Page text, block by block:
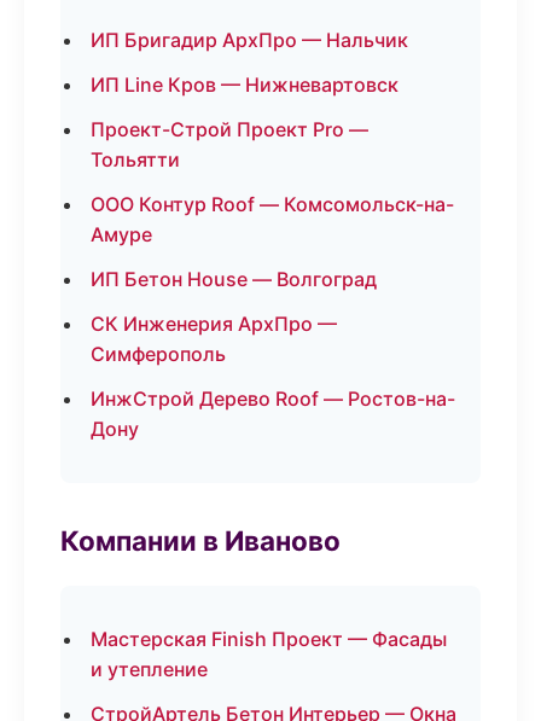
ИП Бригадир АрхПро — Нальчик
ИП Line Кров — Нижневартовск
Проект-Строй Проект Pro —
Тольятти
ООО Контур Roof — Комсомольск-на-
Амуре
ИП Бетон House — Волгоград
СК Инженерия АрхПро —
Симферополь
ИнжСтрой Дерево Roof — Ростов-на-
Дону
Компании в Иваново
Мастерская Finish Проект — Фасады
и утепление
СтройАртель Бетон Интерьер — Окна